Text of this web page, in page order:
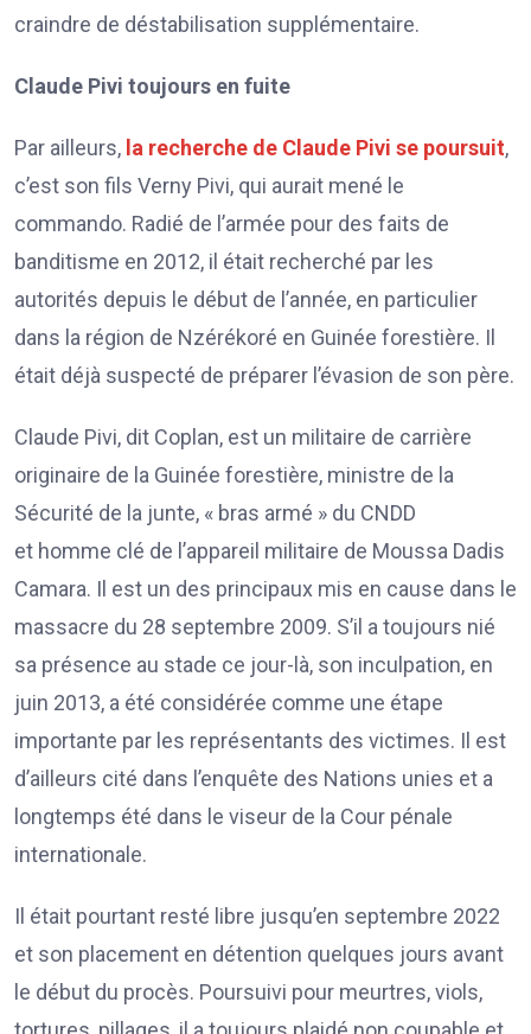
craindre de déstabilisation supplémentaire.
Claude Pivi toujours en fuite
Par ailleurs, la recherche de Claude Pivi se poursuit,
c’est son fils Verny Pivi, qui aurait mené le
commando. Radié de l’armée pour des faits de
banditisme en 2012, il était recherché par les
autorités depuis le début de l’année, en particulier
dans la région de Nzérékoré en Guinée forestière. Il
était déjà suspecté de préparer l’évasion de son père.
Claude Pivi, dit Coplan, est un militaire de carrière
originaire de la Guinée forestière, ministre de la
Sécurité de la junte, « bras armé » du CNDD
et homme clé de l’appareil militaire de Moussa Dadis
Camara. Il est un des principaux mis en cause dans le
massacre du 28 septembre 2009. S’il a toujours nié
sa présence au stade ce jour-là, son inculpation, en
juin 2013, a été considérée comme une étape
importante par les représentants des victimes. Il est
d’ailleurs cité dans l’enquête des Nations unies et a
longtemps été dans le viseur de la Cour pénale
internationale.
Il était pourtant resté libre jusqu’en septembre 2022
et son placement en détention quelques jours avant
le début du procès. Poursuivi pour meurtres, viols,